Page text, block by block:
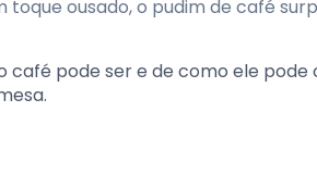
toque ousado, o pudim de café
café pode ser e de como ele